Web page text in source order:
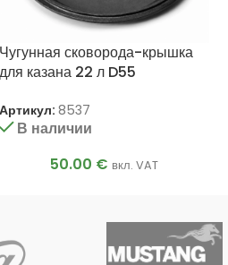
Чугунная сковорода-крышка
для казана 22 л D55
Артикул: 8537
В наличии
50.00 € вкл. VAT